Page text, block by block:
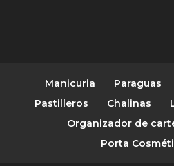
Manicuria Paraguas
Pastilleros
Chalinas
Organizador de
Porta